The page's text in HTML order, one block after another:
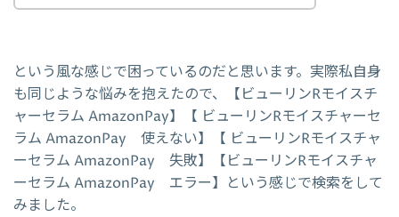
という風な感じで困っているのだと思います。実際私自身
も同じような悩みを抱えたので、【ビューリンRモイスチ
ャーセラム AmazonPay】【 ビューリンRモイスチャーセ
ラム AmazonPay 使えない】【 ビューリンRモイスチャ
ーセラム AmazonPay 失敗】【ビューリンRモイスチャ
ーセラム AmazonPay エラー】という感じで検索をして
みました。